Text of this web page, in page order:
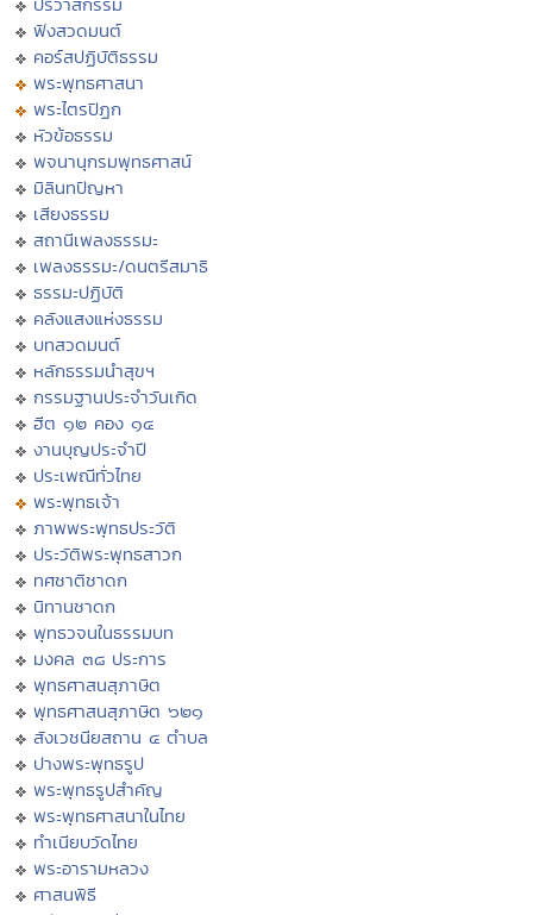
ฟังสวดมนต์
คอร์สปฏิบัติธรรม
พระพุทธศาสนา
พระไตรปิฏก
หัวข้อธรรม
พจนานุกรมพุทธศาสน์
มิลินทปัญหา
เสียงธรรม
สถานีเพลงธรรมะ
เพลงธรรมะ/ดนตรีสมาธิ
ธรรมะปฏิบัติ
คลังแสงแห่งธรรม
บทสวดมนต์
หลักธรรมนำสุขฯ
กรรมฐานประจำวันเกิด
ฮีต ๑๒ คอง ๑๔
งานบุญประจำปี
ประเพณีทั่วไทย
พระพุทธเจ้า
ภาพพระพุทธประวัติ
ประวัติพระพุทธสาวก
ทศชาติชาดก
นิทานชาดก
พุทธวจนในธรรมบท
มงคล ๓๘ ประการ
พุทธศาสนสุภาษิต
พุทธศาสนสุภาษิต ๖๒๑
สังเวชนียสถาน ๔ ตำบล
ปางพระพุทธรูป
พระพุทธรูปสำคัญ
พระพุทธศาสนาในไทย
ทำเนียบวัดไทย
พระอารามหลวง
ศาสนพิธี